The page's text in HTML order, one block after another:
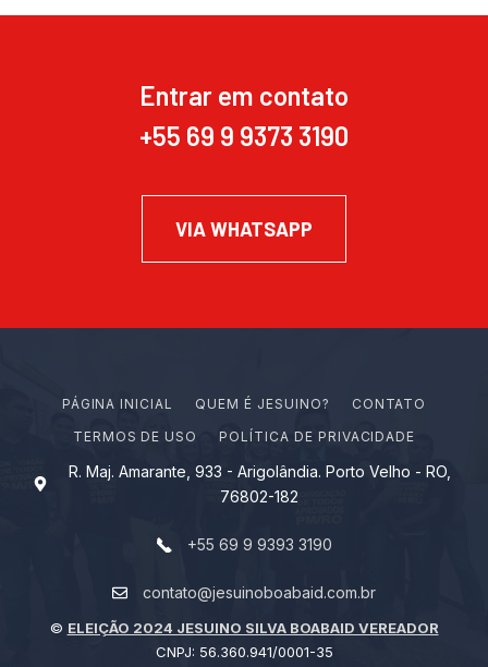
Entrar em contato
+55 69 9 9373 3190
VIA WHATSAPP
PÁGINA INICIAL Q U EM É J ES U I N O?
CONTATO
TERMOS DE USO
POLÍTICA DE PRIVACIDADE
R. Maj. Amarante, 933 - Arigolândia. Porto Velho - RO,
76802-182
+55 69 9 9393 3190
contato@jesuinoboabaid.com.br
© ELEIÇÃO 2024 JESUINO SILVA BOABAID VEREADOR
CNPJ: 56.360.941/0001-35